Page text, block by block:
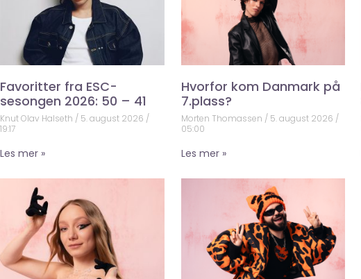
Favoritter fra ESC-
sesongen 2026: 50 – 41
Knut Olav Halseth
5. august 2026
19:17
Les mer »
Hvorfor kom Danmark på
7.plass?
Morten Thomassen 5. august 2026
05:00
Les mer »